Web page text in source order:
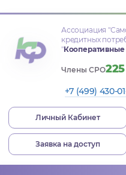
Ассоциация
кредитных
"
Члены СРО
+7 (499) 430-
Личный Кабинет
Заявка на доступ